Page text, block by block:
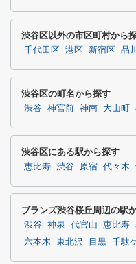
渋谷区以外の市区町村から
千代田区 港区 新宿区 品
渋谷区の町名から探す
渋谷 神宮前 神南 大山町
渋谷区にある駅から探す
恵比寿 渋谷 原宿 代々木
ブランズ渋谷桜丘周辺の駅
渋谷 神泉 代官山 恵比寿
六本木
東北沢 目黒 千駄